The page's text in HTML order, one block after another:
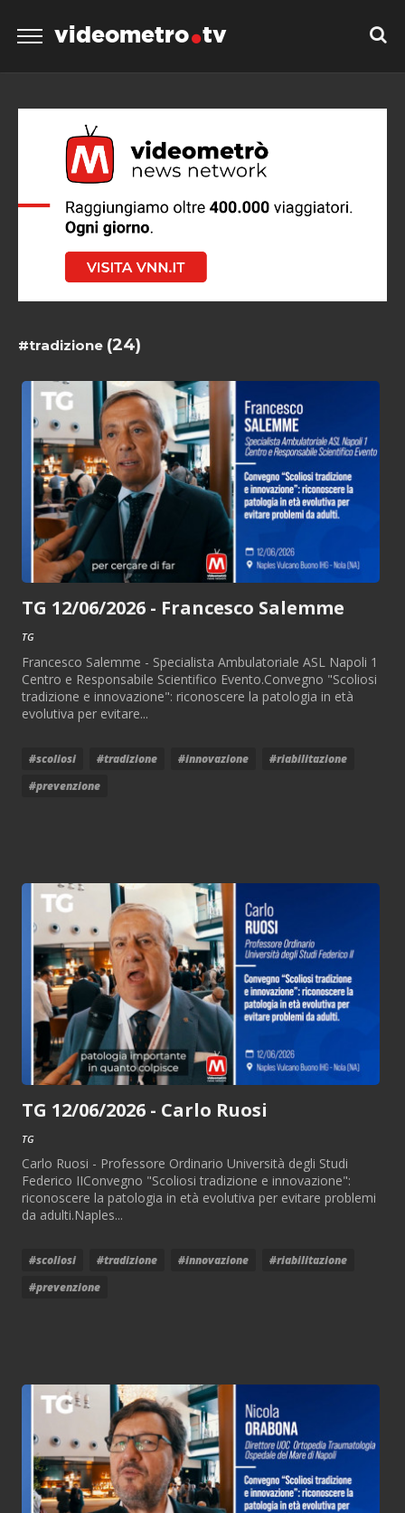
videometro tv
#tradizione (24)
TG 12/06/2026 - Francesco Salemme
TG
Francesco Salemme - Specialista Ambulatoriale ASL Napoli 1
Centro e Responsabile Scientifico Evento.Convegno "Scoliosi
tradizione e innovazione": riconoscere la patologia in età
evolutiva per evitare...
#scoliosi #tradizione #innovazione
#riabilitazione
#prevenzione
TG 12/06/2026 - Carlo Ruosi
TG
Carlo Ruosi - Professore Ordinario Università degli Studi
Federico IIConvegno "Scoliosi tradizione e innovazione":
riconoscere la patologia in età evolutiva per evitare problemi
da adulti.Naples...
#scoliosi #tradizione #innovazione
#riabilitazione
#prevenzione